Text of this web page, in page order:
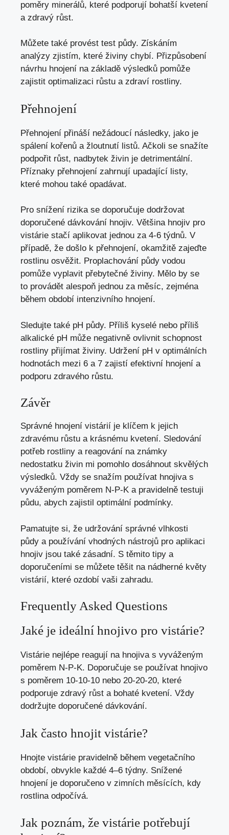
poměry minerálů, které podporují bohatší kvetení
a zdravý růst.
Můžete také provést test půdy. Získáním
analýzy zjistím, které živiny chybí. Přizpůsobení
návrhu hnojení na základě výsledků pomůže
zajistit optimalizaci růstu a zdraví rostliny.
Přehnojení
Přehnojení přináší nežádoucí následky, jako je
spálení kořenů a žloutnutí listů. Ačkoli se snažíte
podpořit růst, nadbytek živin je detrimentální.
Příznaky přehnojení zahrnují upadající listy,
které mohou také opadávat.
Pro snížení rizika se doporučuje dodržovat
doporučené dávkování hnojiv. Většina hnojiv pro
vistárie stačí aplikovat jednou za 4-6 týdnů. V
případě, že došlo k přehnojení, okamžitě zajeďte
rostlinu osvěžit. Proplachování půdy vodou
pomůže vyplavit přebytečné živiny. Mělo by se
to provádět alespoň jednou za měsíc, zejména
během období intenzivního hnojení.
Sledujte také pH půdy. Příliš kyselé nebo příliš
alkalické pH může negativně ovlivnit schopnost
rostliny přijímat živiny. Udržení pH v optimálních
hodnotách mezi 6 a 7 zajistí efektivní hnojení a
podporu zdravého růstu.
Závěr
Správné hnojení vistárií je klíčem k jejich
zdravému růstu a krásnému kvetení. Sledování
potřeb rostliny a reagování na známky
nedostatku živin mi pomohlo dosáhnout skvělých
výsledků. Vždy se snažím používat hnojiva s
vyváženým poměrem N-P-K a pravidelně testuji
půdu, abych zajistil optimální podmínky.
Pamatujte si, že udržování správné vlhkosti
půdy a používání vhodných nástrojů pro aplikaci
hnojiv jsou také zásadní. S těmito tipy a
doporučeními se můžete těšit na nádherné květy
vistárií, které ozdobí vaši zahradu.
Frequently Asked Questions
Jaké je ideální hnojivo pro vistárie?
Vistárie nejlépe reagují na hnojiva s vyváženým
poměrem N-P-K. Doporučuje se používat hnojivo
s poměrem 10-10-10 nebo 20-20-20, které
podporuje zdravý růst a bohaté kvetení. Vždy
dodržujte doporučené dávkování.
Jak často hnojit vistárie?
Hnojte vistárie pravidelně během vegetačního
období, obvykle každé 4–6 týdny. Snížené
hnojení je doporučeno v zimních měsících, kdy
rostlina odpočívá.
Jak poznám, že vistárie potřebují